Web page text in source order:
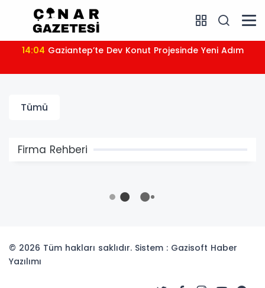
14:04 Gaziantep’te Dev Konut Projesinde Yeni Adım
Tümü
Firma Rehberi
© 2026 Tüm hakları saklıdır. Sistem : Gazisoft Haber
Yazılımı